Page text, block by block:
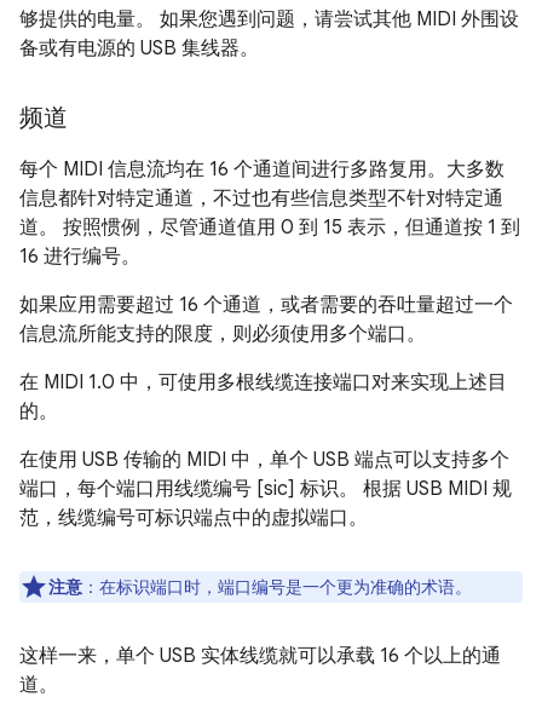
够提供的电量。 如果您遇到问题，请尝试其他 MIDI 外围设
备或有电源的 USB 集线器。
频道
每个 MIDI 信息流均在 16 个通道间进行多路复用。 大多数
信息都针对特定通道，不过也有些信息类型不针对特定通
道。 按照惯例，尽管通道值用 0 到 15 表示，但通道按 1 到
16 进行编号。
如果应用需要超过 16 个通道，或者需要的吞吐量超过一个
信息流所能支持的限度，则必须使用多个端口。
在 MIDI 1.0 中，可使用多根线缆连接端口对来实现上述目
的。
在使用 USB 传输的 MIDI 中，单个 USB 端点可以支持多个
端口，每个端口用线缆编号 [sic] 标识。
根据 USB MIDI 规
范，线缆编号可标识端点中的虚拟端口。
注意 ：在标识端口时，端口编号是一个更为准确的术语。
这样一来，单个 USB 实体线缆就可以承载 16 个以上的通
道。